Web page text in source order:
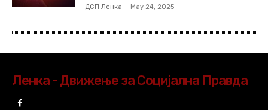
ДСП Ленка - May 24, 2025
Ленка - Движење за Социјална Правда